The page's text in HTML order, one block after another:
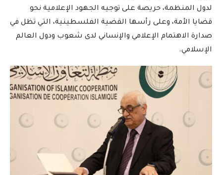
لدول المنظمة، حريصة على توجيه الجهود الإعلامية نحو
قضايا الأمة، وعلى رأسها القضية الفلسطينية، التي تظل في
صدارة الاهتمام الإعلامي والإنساني لدى شعوب ودول العالم
الإسلامي.